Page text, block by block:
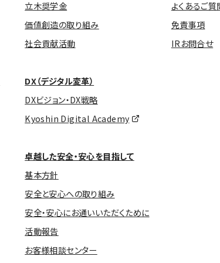
立木奨学金
価値創造の取り組み
社会貢献活動
DX（デジタル変革）
DXビジョン・DX戦略
Kyoshin Digital Academy
卓越した安全・安心を目指して
基本方針
安全と安心への取り組み
安全・安心にお通いいただくために
活動報告
お客様相談センター
よくあるご質
免責事項
IRお問合せ